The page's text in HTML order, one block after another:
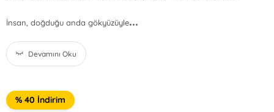
İnsan, doğduğu anda gökyüzüyle...
Devamını Oku
% 40 İndirim